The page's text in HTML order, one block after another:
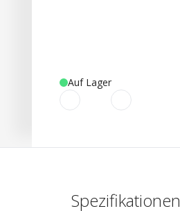
Auf Lager
Spezifikationen